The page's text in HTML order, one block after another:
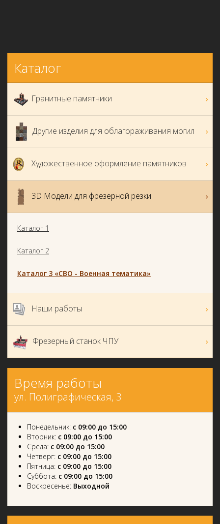
Каталог
Гранитные памятники
Другие изделия для облагораживания могил
Художественное оформление памятников
3D Модели для фрезерной резки
Каталог 1
Каталог 2
Каталог 3 «СВО - Военная тематика»
Наши работы
Фрезерный станок ЧПУ
Время работы
ул. Полиграфическая, 3
Понедельник: с 09:00 до 15:00
Вторник: с 09:00 до 15:00
Среда: с 09:00 до 15:00
Четверг: с 09:00 до 15:00
Пятница: с 09:00 до 15:00
Суббота: с 09:00 до 15:00
Воскресенье: Выходной